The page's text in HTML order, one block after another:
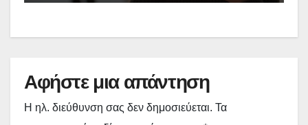
Αφήστε μια απάντηση
Η ηλ. διεύθυνση σας δεν δημοσιεύεται. Τα